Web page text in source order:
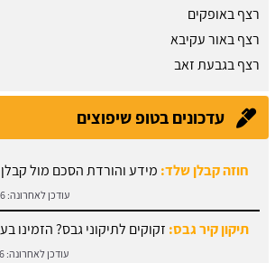
רצף באופקים
רצף באור עקיבא
רצף בגבעת זאב
עדכונים בטופ שיפוצים
תיקון קיר גבס:זקוקים לתיקוני גבס? הזמינו
עודכן לאחרונה:
מחירון ריצוף:גלו את מחירי עבודות הריצוף
עודכן לאחרונה: